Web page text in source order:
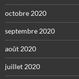
octobre 2020
septembre 2020
août 2020
juillet 2020